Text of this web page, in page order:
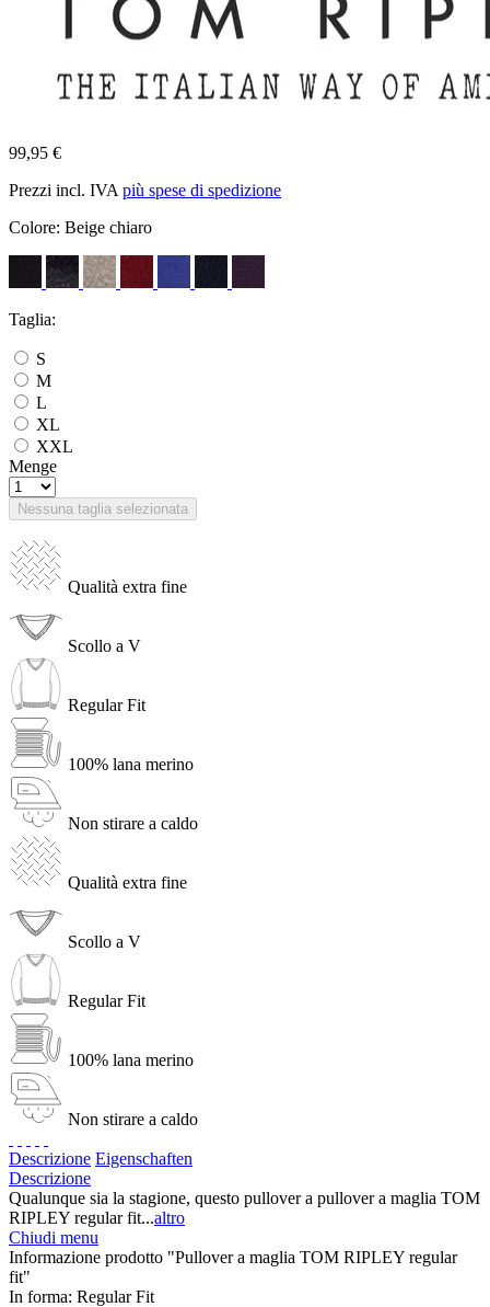
99,95 €
Prezzi incl. IVA più spese di spedizione
Colore: Beige chiaro
Taglia:
S
M
L
XL
XXL
Menge
Nessuna taglia selezionata
Qualità extra fine
Scollo a V
Regular Fit
100% lana merino
Non stirare a caldo
Qualità extra fine
Scollo a V
Regular Fit
100% lana merino
Non stirare a caldo
Descrizione Eigenschaften
Descrizione
Qualunque sia la stagione, questo pullover a pullover a maglia TOM
RIPLEY regular fit...altro
Chiudi menu
Informazione prodotto "Pullover a maglia TOM RIPLEY regular
fit"
In forma: Regular Fit